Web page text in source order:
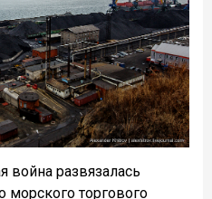
война развязалась
морского торгового